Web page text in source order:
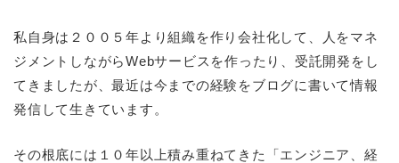
私自身は２００５年より組織を作り会社化して、人をマネ
ジメントしながらWebサービスを作ったり、受託開発をし
てきましたが、最近は今までの経験をブログに書いて情報
発信して生きています。
その根底には１０年以上積み重ねてきた「エンジニア、経